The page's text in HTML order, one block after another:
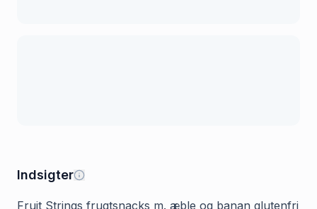
Indsigter
Fruit Strings frugtsnacks m. æble og banan glutenfri